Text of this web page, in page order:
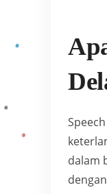
dalam